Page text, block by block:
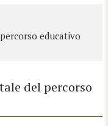
educativo
del percorso